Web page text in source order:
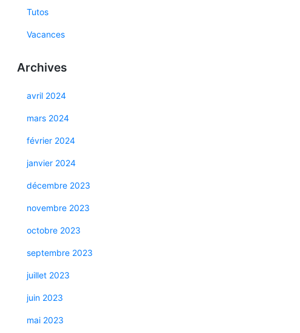
Tutos
Vacances
Archives
avril 2024
mars 2024
février 2024
janvier 2024
décembre 2023
novembre 2023
octobre 2023
septembre 2023
juillet 2023
juin 2023
mai 2023